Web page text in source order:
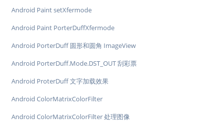
Android Paint setXfermode
Android Paint PorterDuffXfermode
Android PorterDuff 圆形和圆角 ImageView
Android PorterDuff.Mode.DST_OUT 刮彩票
Android ProterDuff 文字加载效果
Android ColorMatrixColorFilter
Android ColorMatrixColorFilter 处理图像